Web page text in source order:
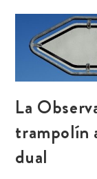
La
trampolín
dual